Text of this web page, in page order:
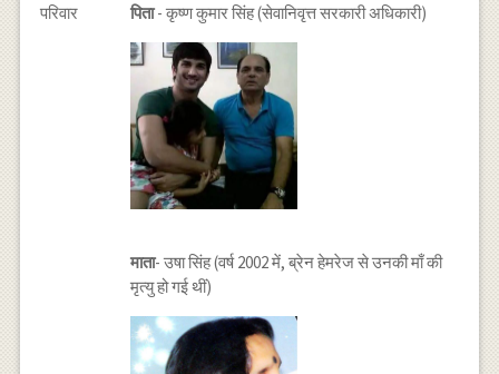
परिवार पिता- कृष्ण कुमार सिंह (सेवानिवृत्त सरकारी अधिकारी)
माता- उषा सिंह (वर्ष 2002 में, ब्रेन हेमरेज से उनकी माँ की
मृत्यु हो गई थीं)